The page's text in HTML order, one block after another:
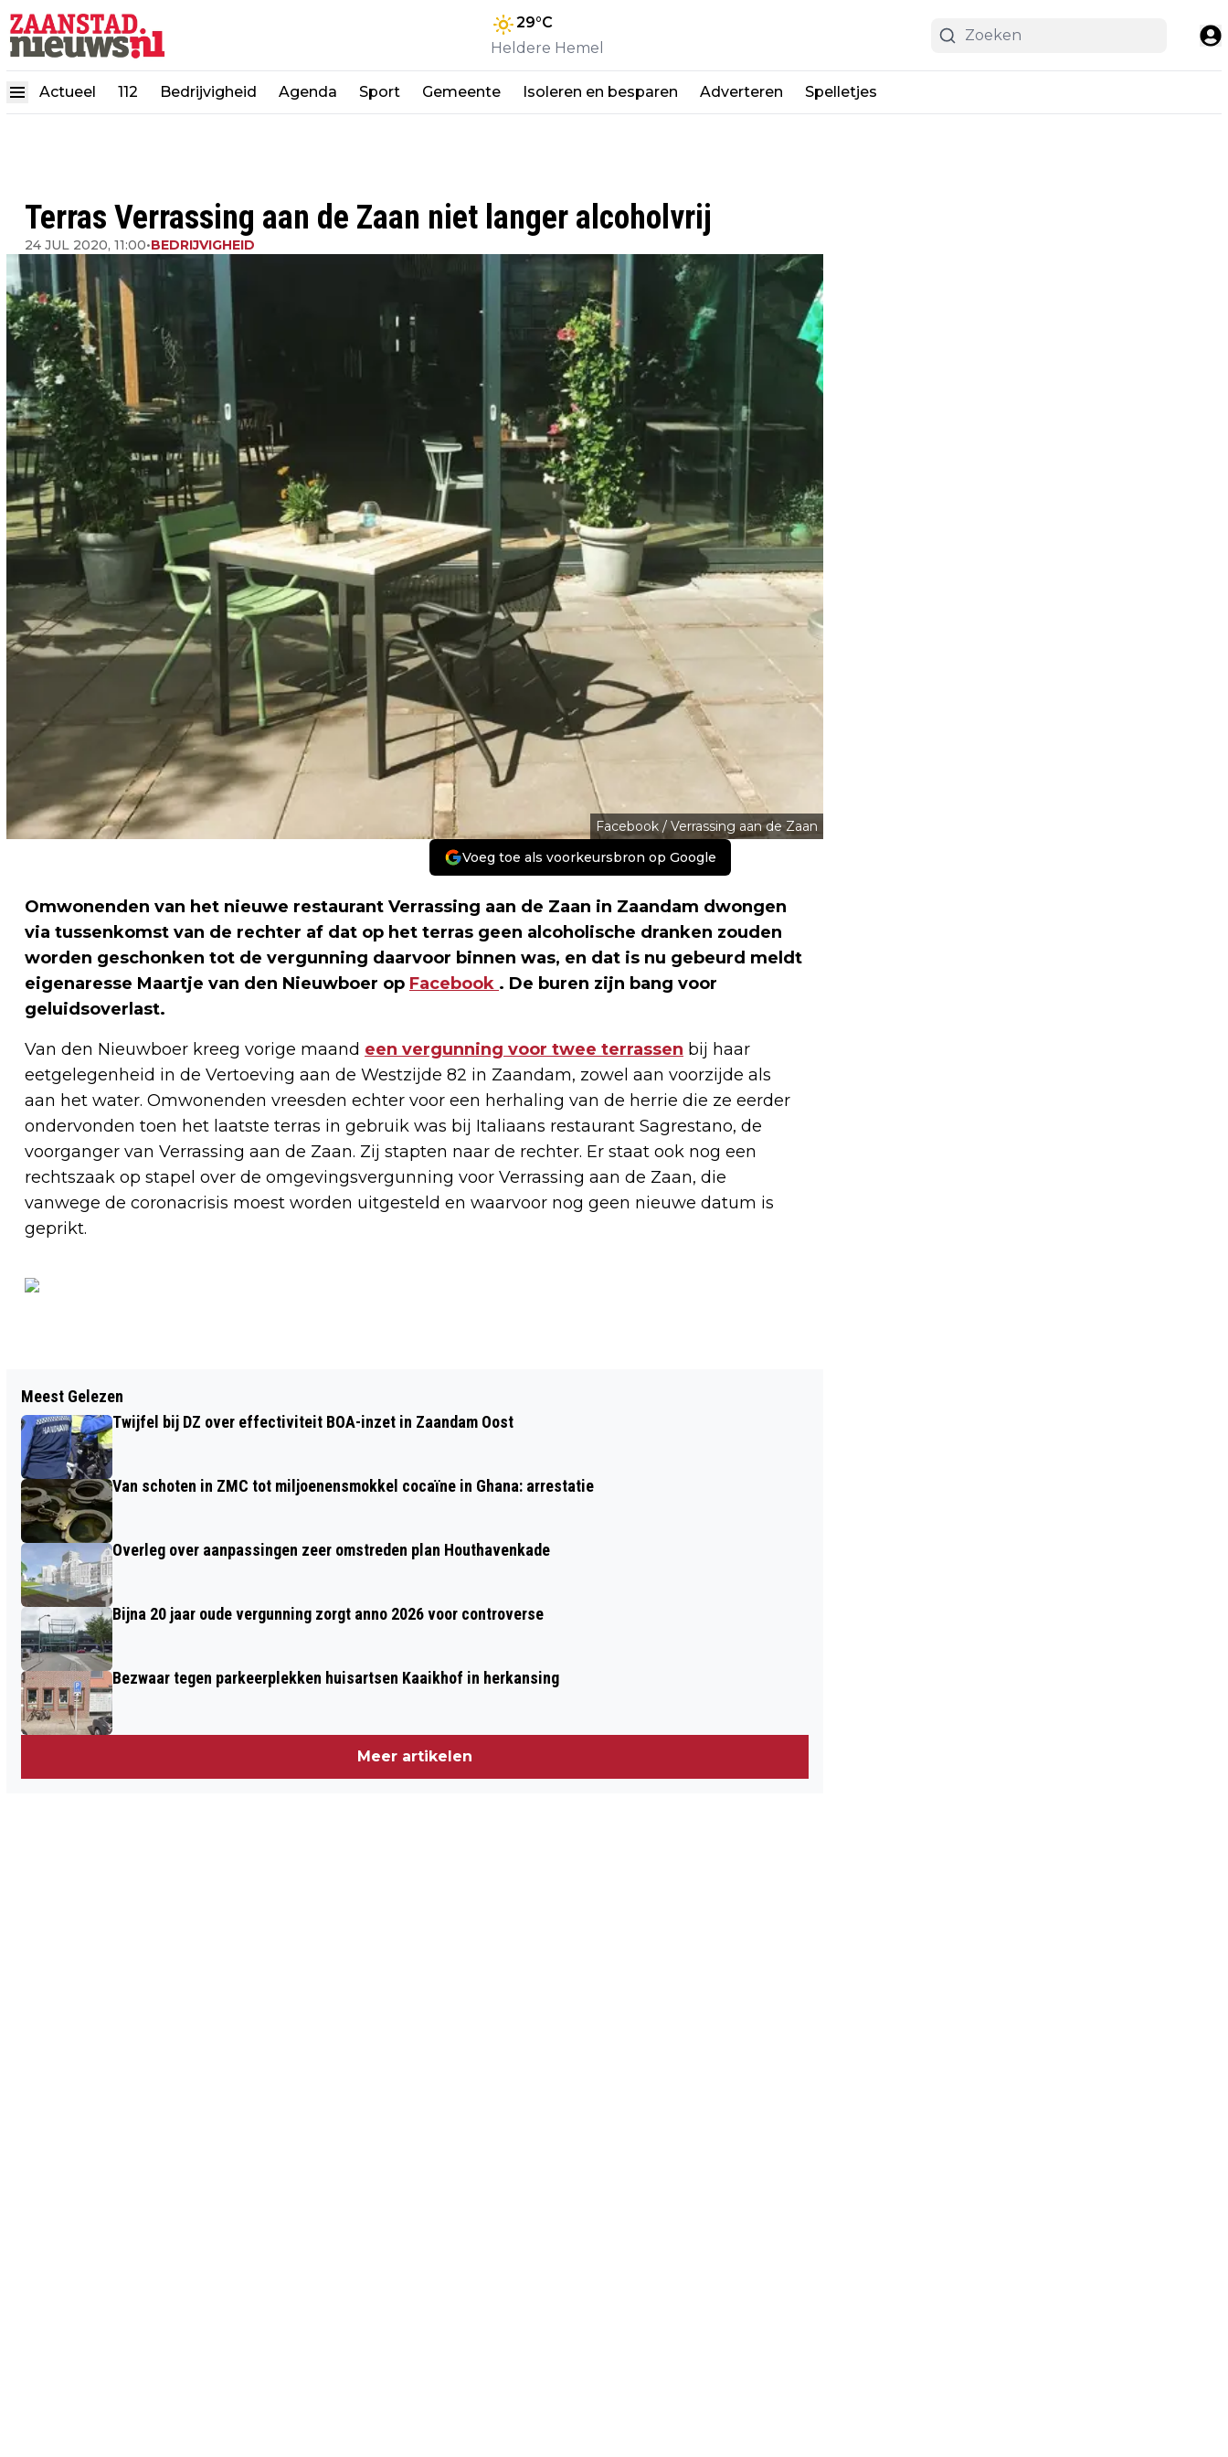
29°C
Heldere Hemel
Actueel 112 Bedrijvigheid Agenda Sport Gemeente Isoleren en besparen Adverteren Spelletjes
Terras Verrassing aan de Zaan niet langer alcoholvrij
24 JUL 2020, 11:00•BEDRIJVIGHEID
Facebook / Verrassing aan de Zaan
Voeg toe als voorkeursbron op Google
Omwonenden van het nieuwe restaurant Verrassing aan de Zaan in Zaandam dwongen
via tussenkomst van de rechter af dat op het terras geen alcoholische dranken zouden
worden geschonken tot de vergunning daarvoor binnen was, en dat is nu gebeurd meldt
eigenaresse Maartje van den Nieuwboer op Facebook . De buren zijn bang voor
geluidsoverlast.
Van den Nieuwboer kreeg vorige maand een vergunning voor twee terrassen bij haar
eetgelegenheid in de Vertoeving aan de Westzijde 82 in Zaandam, zowel aan voorzijde als
aan het water. Omwonenden vreesden echter voor een herhaling van de herrie die ze eerder
ondervonden toen het laatste terras in gebruik was bij Italiaans restaurant Sagrestano, de
voorganger van Verrassing aan de Zaan. Zij stapten naar de rechter. Er staat ook nog een
rechtszaak op stapel over de omgevingsvergunning voor Verrassing aan de Zaan, die
vanwege de coronacrisis moest worden uitgesteld en waarvoor nog geen nieuwe datum is
geprikt.
WEEK VAN LEZEN EN SCHRIJVEN IN
PLAATS VAN ALFABETISERING
BLIJFT 11 AUGUSTUS 05:00 UUR
Meest Gelezen
Twijfel bij DZ over effectiviteit BOA-inzet in Zaandam Oost
Van schoten in ZMC tot miljoenensmokkel cocaïne in Ghana: arrestatie
Overleg over aanpassingen zeer omstreden plan Houthavenkade
Bijna 20 jaar oude vergunning zorgt anno 2026 voor controverse
Bezwaar tegen parkeerplekken huisartsen Kaaikhof in herkansing
Meer artikelen